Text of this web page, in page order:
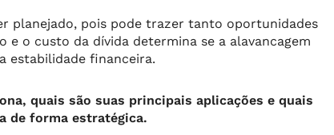
planejado, pois pode trazer tanto oportunidades
o custo da dívida determina se a alavancagem
estabilidade financeira.
quais são suas principais aplicações e quais
de forma estratégica.